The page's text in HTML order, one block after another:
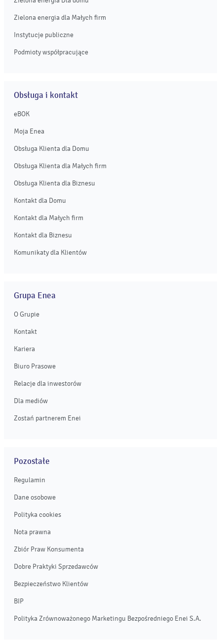
Zielona energia dla Małych firm
Instytucje publiczne
Podmioty współpracujące
Obsługa i kontakt
eBOK
Moja Enea
Obsługa Klienta dla Domu
Obsługa Klienta dla Małych firm
Obsługa Klienta dla Biznesu
Kontakt dla Domu
Kontakt dla Małych firm
Kontakt dla Biznesu
Komunikaty dla Klientów
Grupa Enea
O Grupie
Kontakt
Kariera
Biuro Prasowe
Relacje dla inwestorów
Dla mediów
Zostań partnerem Enei
Pozostałe
Regulamin
Dane osobowe
Polityka cookies
Nota prawna
Zbiór Praw Konsumenta
Dobre Praktyki Sprzedawców
Bezpieczeństwo Klientów
BIP
Polityka Zrównoważonego Marketingu Bezpośredniego Enei S.A.